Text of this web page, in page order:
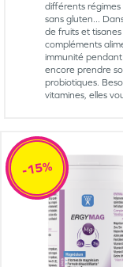
différents régimes
sans gluten...
de fruits et
compléments
immunité pendant
encore prendre
probiotiques.
vitamines, elles
-15%